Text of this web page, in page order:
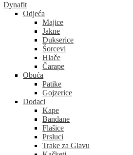
Dynafit
Odjeća
Majice
Jakne
Dukserice
Šorcevi
Hlače
Čarape
Obuća
Patike
Gojzerice
Dodaci
Kape
Bandane
Flašice
Prsluci
Trake za Glavu